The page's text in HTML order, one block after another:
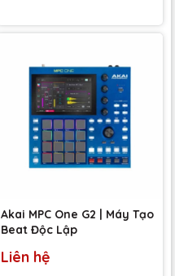
Akai MPC One G2 | Máy Tạo
Beat Độc Lập
Liên hệ